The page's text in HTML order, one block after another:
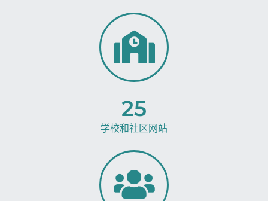
学校和社区网站
25